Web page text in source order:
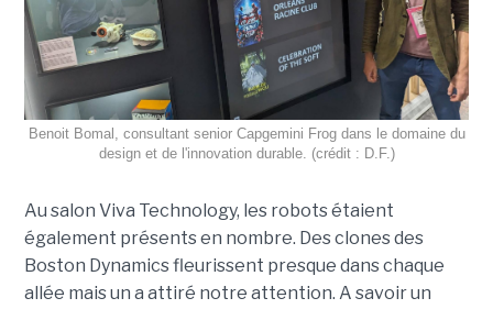
Benoit Bomal, consultant senior Capgemini Frog dans le domaine du
design et de l'innovation durable. (crédit : D.F.)
Au salon Viva Technology, les robots étaient
également présents en nombre. Des clones des
Boston Dynamics fleurissent presque dans chaque
allée mais un a attiré notre attention. A savoir un